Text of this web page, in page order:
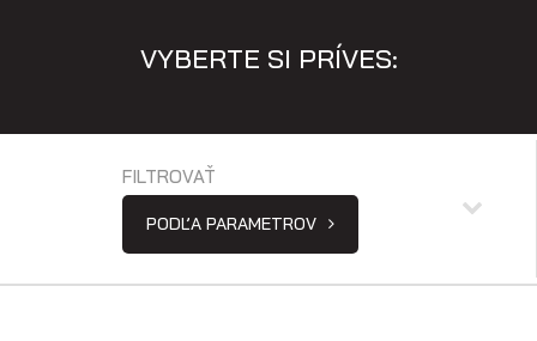
VYBERTE SI PRÍVES:
FILTROVAŤ
PODĽA PARAMETROV